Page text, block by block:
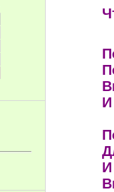
И
И